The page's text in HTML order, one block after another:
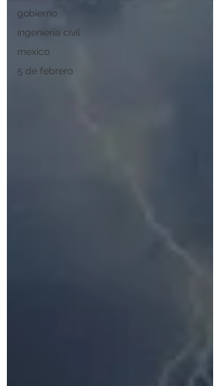
gobierno
ingenieria civil
mexico
5 de febrero